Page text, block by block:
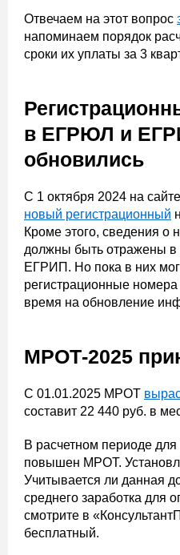
Отвечаем на этот вопрос
напоминаем порядок
сроки их уплаты за 3
в ЕГРЮЛ и
обновились
С 1 октября 2024 на
новый регистрационный
Кроме этого, сведения
должны быть отражены
ЕГРИП. Но пока в них
регистрационные
время на обновление
МРОТ-2025
С 01.01.2025 МРОТ
составит 22 440 руб. в
В расчетном периоде для
повышен МРОТ.
Учитывается ли данная
среднего заработка для
смотрите в
бесплатный.